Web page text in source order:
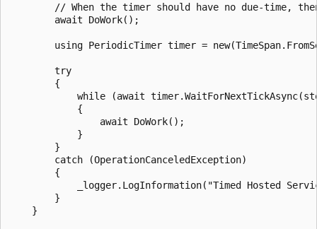
// When the timer should have no due-time,
        await DoWork();
using PeriodicTimer timer =
        try
        {
while (await
            {
                await DoWork();
            }
        }
        catch (OperationCanceledException)
        {
_logger.LogInformation("Timed Hosted
        }
    }